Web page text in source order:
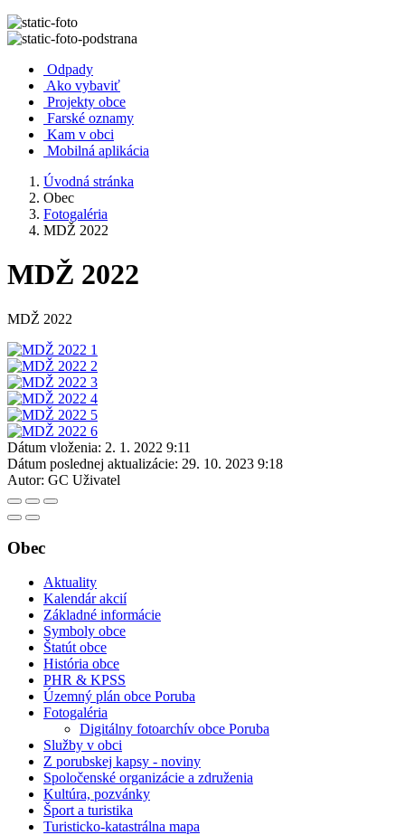
Odpady
Ako vybaviť
Projekty obce
Farské oznamy
Kam v obci
Mobilná aplikácia
Úvodná stránka
Obec
Fotogaléria
MDŽ 2022
MDŽ 2022
MDŽ 2022
Dátum vloženia: 2. 1. 2022 9:11
Dátum poslednej aktualizácie: 29. 10. 2023 9:18
Autor: GC Uživatel
Obec
Aktuality
Kalendár akcií
Základné informácie
Symboly obce
Štatút obce
História obce
PHR & KPSS
Územný plán obce Poruba
Fotogaléria
Digitálny fotoarchív obce Poruba
Služby v obci
Z porubskej kapsy - noviny
Spoločenské organizácie a združenia
Kultúra, pozvánky
Šport a turistika
Turisticko-katastrálna mapa